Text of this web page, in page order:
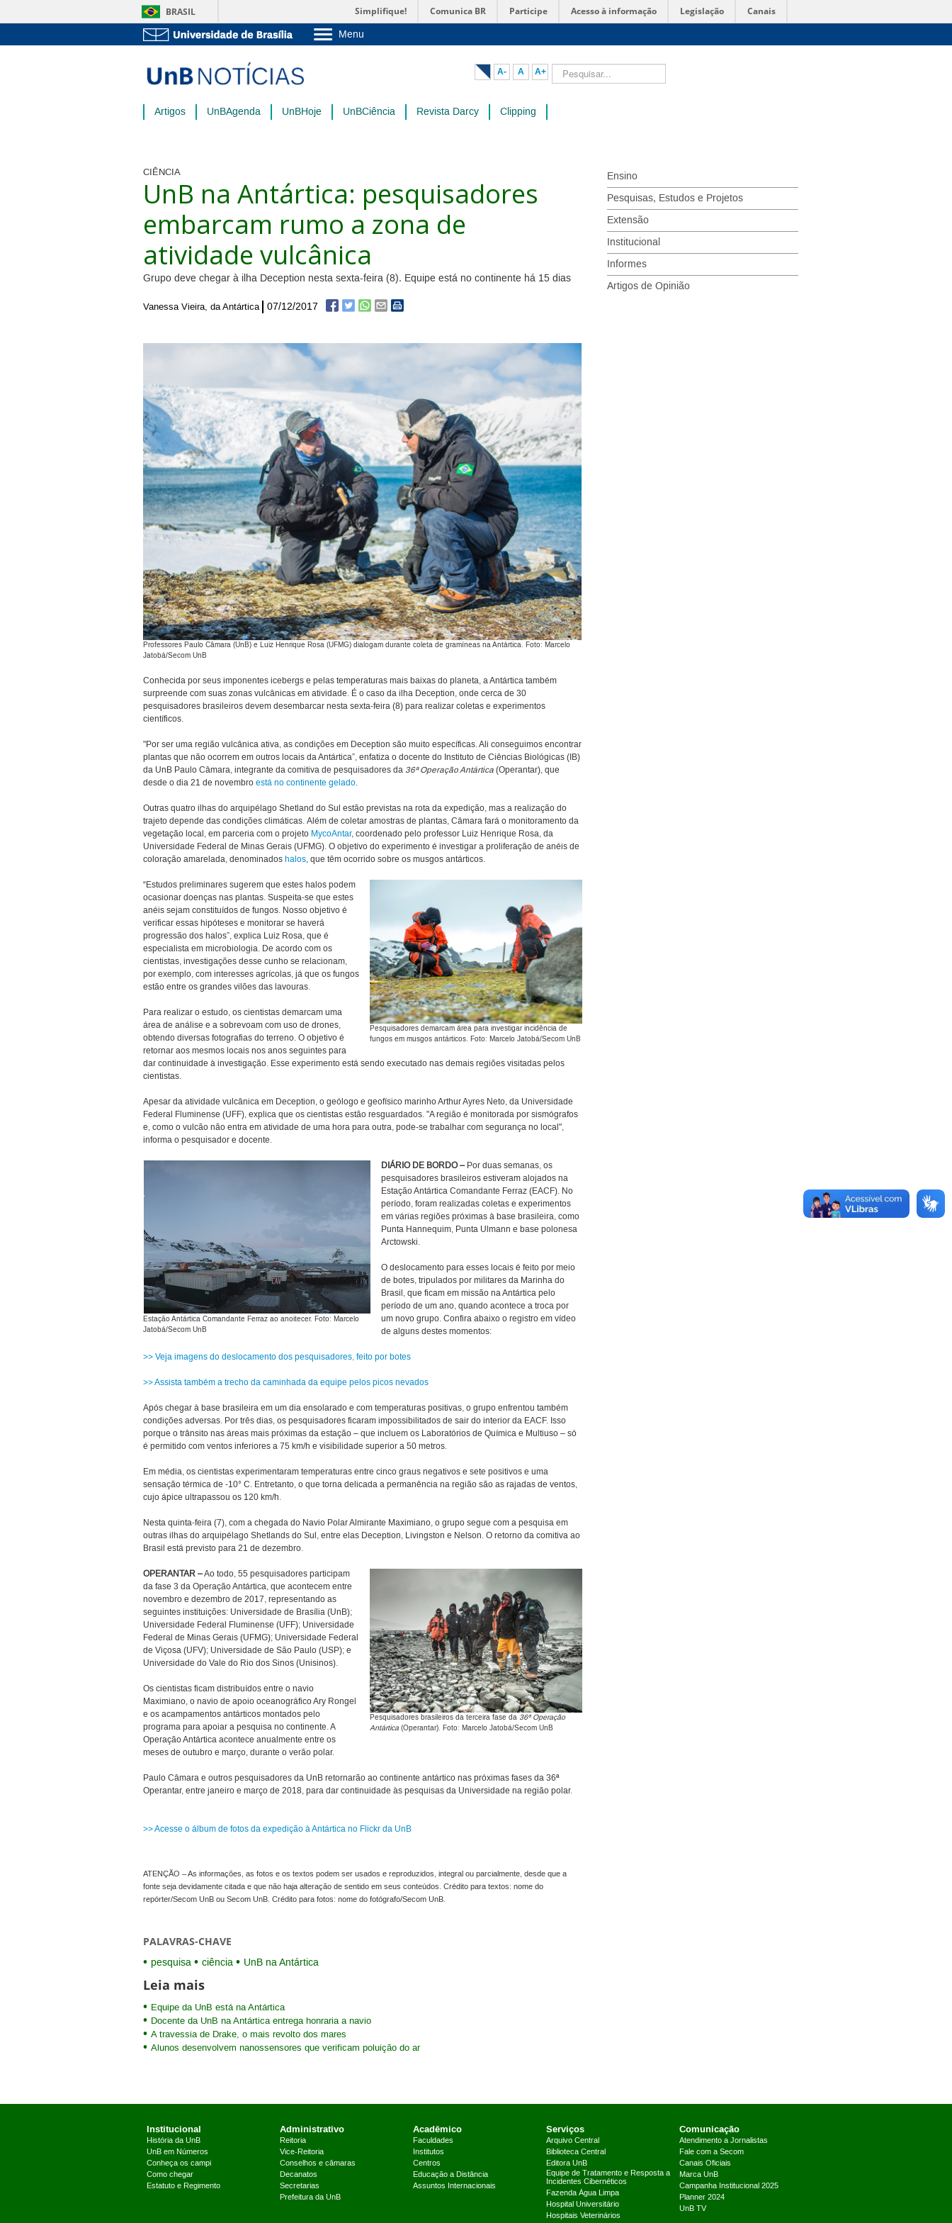
BRASIL Simplifique! Comunica BR Participe Acesso à informação Legislação Canais
Menu
Pós-Graduação
Administração
A- A A+ Pesquisar...
Artigos UnBAgenda UnBHoje UnBCiência Revista Darcy Clipping
CIÊNCIA
UnB na Antártica: pesquisadores
embarcam rumo a zona de
atividade vulcânica
Grupo deve chegar à ilha Deception nesta sexta-feira (8). Equipe está no continente há 15 dias
Vanessa Vieira, da Antártica 07/12/2017
Professores Paulo Câmara (UnB) e Luiz Henrique Rosa (UFMG) dialogam durante coleta de gramíneas na Antártica. Foto: Marcelo
Jatobá/Secom UnB
Conhecida por seus imponentes icebergs e pelas temperaturas mais baixas do planeta, a Antártica também
surpreende com suas zonas vulcânicas em atividade. É o caso da ilha Deception, onde cerca de 30
pesquisadores brasileiros devem desembarcar nesta sexta-feira (8) para realizar coletas e experimentos
científicos.
"Por ser uma região vulcânica ativa, as condições em Deception são muito específicas. Ali conseguimos encontrar
plantas que não ocorrem em outros locais da Antártica”, enfatiza o docente do Instituto de Ciências Biológicas (IB)
da UnB Paulo Câmara, integrante da comitiva de pesquisadores da 36ª Operação Antártica (Operantar), que
desde o dia 21 de novembro está no continente gelado.
Outras quatro ilhas do arquipélago Shetland do Sul estão previstas na rota da expedição, mas a realização do
trajeto depende das condições climáticas. Além de coletar amostras de plantas, Câmara fará o monitoramento da
vegetação local, em parceria com o projeto MycoAntar, coordenado pelo professor Luiz Henrique Rosa, da
Universidade Federal de Minas Gerais (UFMG). O objetivo do experimento é investigar a proliferação de anéis de
coloração amarelada, denominados halos, que têm ocorrido sobre os musgos antárticos.
Pesquisadores demarcam área para investigar incidência de
fungos em musgos antárticos. Foto: Marcelo Jatobá/Secom UnB
“Estudos preliminares sugerem que estes halos podem
ocasionar doenças nas plantas. Suspeita-se que estes
anéis sejam constituídos de fungos. Nosso objetivo é
verificar essas hipóteses e monitorar se haverá
progressão dos halos”, explica Luiz Rosa, que é
especialista em microbiologia. De acordo com os
cientistas, investigações desse cunho se relacionam,
por exemplo, com interesses agrícolas, já que os fungos
estão entre os grandes vilões das lavouras.
Para realizar o estudo, os cientistas demarcam uma
área de análise e a sobrevoam com uso de drones,
obtendo diversas fotografias do terreno. O objetivo é
retornar aos mesmos locais nos anos seguintes para
dar continuidade à investigação. Esse experimento está sendo executado nas demais regiões visitadas pelos
cientistas.
Apesar da atividade vulcânica em Deception, o geólogo e geofísico marinho Arthur Ayres Neto, da Universidade
Federal Fluminense (UFF), explica que os cientistas estão resguardados. "A região é monitorada por sismógrafos
e, como o vulcão não entra em atividade de uma hora para outra, pode-se trabalhar com segurança no local",
informa o pesquisador e docente.
Estação Antártica Comandante Ferraz ao anoitecer. Foto: Marcelo
Jatobá/Secom UnB
DIÁRIO DE BORDO –Por duas semanas, os
pesquisadores brasileiros estiveram alojados na
Estação Antártica Comandante Ferraz (EACF). No
período, foram realizadas coletas e experimentos
em várias regiões próximas à base brasileira, como
Punta Hannequim, Punta Ulmann e base polonesa
Arctowski.
O deslocamento para esses locais é feito por meio
de botes, tripulados por militares da Marinha do
Brasil, que ficam em missão na Antártica pelo
período de um ano, quando acontece a troca por
um novo grupo. Confira abaixo o registro em vídeo
de alguns destes momentos:
>> Veja imagens do deslocamento dos pesquisadores, feito por botes
>> Assista também a trecho da caminhada da equipe pelos picos nevados
Após chegar à base brasileira em um dia ensolarado e com temperaturas positivas, o grupo enfrentou também
condições adversas. Por três dias, os pesquisadores ficaram impossibilitados de sair do interior da EACF. Isso
porque o trânsito nas áreas mais próximas da estação – que incluem os Laboratórios de Química e Multiuso – só
é permitido com ventos inferiores a 75 km/h e visibilidade superior a 50 metros.
Em média, os cientistas experimentaram temperaturas entre cinco graus negativos e sete positivos e uma
sensação térmica de -10° C. Entretanto, o que torna delicada a permanência na região são as rajadas de ventos,
cujo ápice ultrapassou os 120 km/h.
Nesta quinta-feira (7), com a chegada do Navio Polar Almirante Maximiano, o grupo segue com a pesquisa em
outras ilhas do arquipélago Shetlands do Sul, entre elas Deception, Livingston e Nelson. O retorno da comitiva ao
Brasil está previsto para 21 de dezembro.
Pesquisadores brasileiros da terceira fase da 36ª Operação
Antártica(Operantar). Foto: Marcelo Jatobá/Secom UnB
OPERANTAR –Ao todo, 55 pesquisadores participam
da fase 3 da Operação Antártica, que acontecem entre
novembro e dezembro de 2017, representando as
seguintes instituições: Universidade de Brasília (UnB);
Universidade Federal Fluminense (UFF); Universidade
Federal de Minas Gerais (UFMG); Universidade Federal
de Viçosa (UFV); Universidade de São Paulo (USP); e
Universidade do Vale do Rio dos Sinos (Unisinos).
Os cientistas ficam distribuídos entre o navio
Maximiano, o navio de apoio oceanográfico Ary Rongel
e os acampamentos antárticos montados pelo
programa para apoiar a pesquisa no continente. A
Operação Antártica acontece anualmente entre os
meses de outubro e março, durante o verão polar.
Paulo Câmara e outros pesquisadores da UnB retornarão ao continente antártico nas próximas fases da 36ª
Operantar, entre janeiro e março de 2018, para dar continuidade às pesquisas da Universidade na região polar.
>> Acesse o álbum de fotos da expedição à Antártica no Flickr da UnB
ATENÇÃO – As informações, as fotos e os textos podem ser usados e reproduzidos, integral ou parcialmente, desde que a
fonte seja devidamente citada e que não haja alteração de sentido em seus conteúdos. Crédito para textos: nome do
repórter/Secom UnB ou Secom UnB. Crédito para fotos: nome do fotógrafo/Secom UnB.
PALAVRAS-CHAVE
pesquisa ciência UnB na Antártica
Leia mais
Equipe da UnB está na Antártica
Docente da UnB na Antártica entrega honraria a navio
A travessia de Drake, o mais revolto dos mares
Alunos desenvolvem nanossensores que verificam poluição do ar
Ensino
Pesquisas, Estudos e Projetos
Extensão
Institucional
Informes
Artigos de Opinião
Institucional
História da UnB
UnB em Números
Conheça os campi
Como chegar
Estatuto e Regimento
Administrativo
Reitoria
Vice-Reitoria
Conselhos e câmaras
Decanatos
Secretarias
Prefeitura da UnB
Acadêmico
Faculdades
Institutos
Centros
Educação a Distância
Assuntos Internacionais
Serviços
Arquivo Central
Biblioteca Central
Editora UnB
Equipe de Tratamento e Resposta a
Incidentes Cibernéticos
Fazenda Água Limpa
Hospital Universitário
Hospitais Veterinários
Comunicação
Atendimento a Jornalistas
Fale com a Secom
Canais Oficiais
Marca UnB
Campanha Institucional 2025
Planner 2024
UnB TV